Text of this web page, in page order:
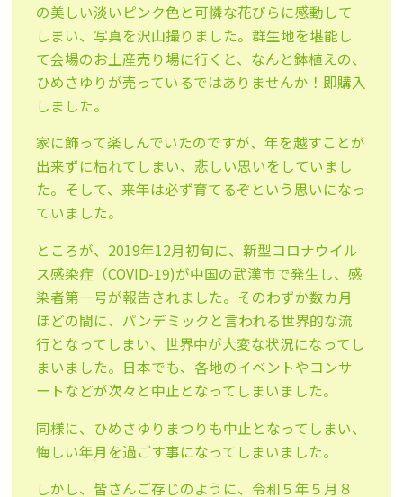
の美しい淡いピンク色と可憐な花びらに感動して
しまい、写真を沢山撮りました。群生地を堪能し
て会場のお土産売り場に行くと、なんと鉢植えの、
ひめさゆりが売っているではありませんか！即購入
しました。
家に飾って楽しんでいたのですが、年を越すことが
出来ずに枯れてしまい、悲しい思いをしていまし
た。そして、来年は必ず育てるぞという思いになっ
ていました。
ところが、2019年12月初旬に、新型コロナウイル
ス感染症（COVID-19)が中国の武漢市で発生し、感
染者第一号が報告されました。そのわずか数カ月
ほどの間に、パンデミックと言われる世界的な流
行となってしまい、世界中が大変な状況になってし
まいました。日本でも、各地のイベントやコンサ
ートなどが次々と中止となってしまいました。
同様に、ひめさゆりまつりも中止となってしまい、
悔しい年月を過ごす事になってしまいました。
しかし、皆さんご存じのように、令和５年５月８